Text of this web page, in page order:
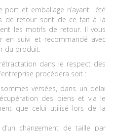
port et emballage n’ayant été
de retour sont de ce fait à la
les motifs de retour. Il vous
en suivi et recommandé avec
du produit.
dans le respect des
procédera soit :
versées, dans un délai
des biens et via le
que celui utilisé lors de la
d’un changement de taille par